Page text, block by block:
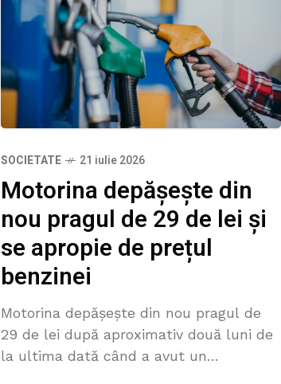
SOCIETATE 21 iulie 2026
Motorina depășește din
nou pragul de 29 de lei și
se apropie de prețul
benzinei
Motorina depășește din nou pragul de
29 de lei după aproximativ două luni de
la ultima dată când a avut un